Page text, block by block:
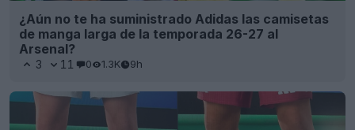
¿Aún no te ha suministrado Adidas las camisetas
de manga larga de la temporada 26-27 al
Arsenal?
3 11 0 1.3K 9h